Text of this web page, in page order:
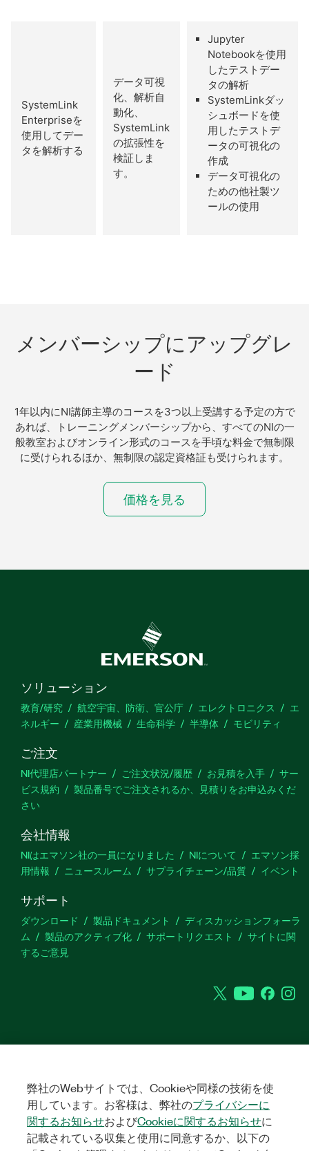
SystemLink
Enterpriseを
使用してデー
タを解析する
データ可視
化、解析自
動化、
SystemLink
の拡張性を
検証しま
す。
Jupyter
Notebookを使用
したテストデー
タの解析
SystemLinkダッ
シュボードを使
用したテストデ
ータの可視化の
作成
データ可視化の
ための他社製ツ
ールの使用
メンバーシップに アップグレ
ード
1年以内にNI講師主導のコースを3つ以上受講する予定の方で
あれば、トレーニングメンバーシップから、すべてのNIの一
般教室およびオンライン形式のコースを手頃な料金で無制限
に受けられるほか、無制限の認定資格証も受けられます。
価格を見る
ソリューション
教育/研究 航空宇宙、防衛、官公庁 エレクトロニクス
エ
ネルギー
産業用機械 生命科学 半導体 モビリティ
ご注文
NI代理店パートナー ご注文状況/履歴 お見積を入手
サー
ビス規約
製品番号でご注文されるか、見積りをお申込みくだ
さい
会社情報
NIはエマソン社の一員になりました NIについて
エマソン採
用情報
ニュースルーム サプライチェーン/品質 イベント
サポート
ダウンロード 製品ドキュメント
ディスカッションフォーラ
ム
製品のアクティブ化 サポートリクエスト
サイトに関
するご意見
TwitterYouTube
United States
法令関連情報|IMPRINT|プライバシー|クッキーを管理する
弊社のWebサイトでは、Cookieや同様の技術を使
用しています。お客様は、弊社のプライバシーに
関するお知らせおよびCookieに関するお知らせに
記載されている収集と使用に同意するか、以下の